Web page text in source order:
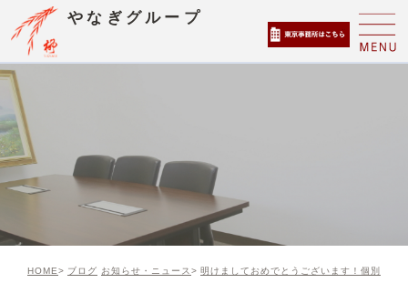
やなぎグループ
HOME ブログ お知らせ・ニュース
明けましておめでとうございます！個別